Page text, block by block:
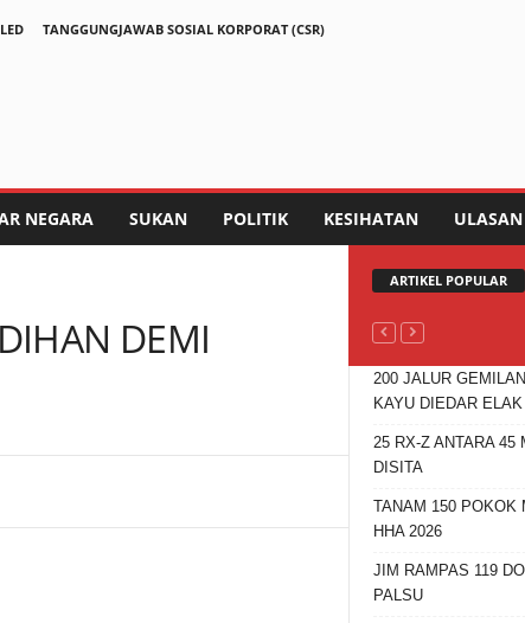
TANGGUNGJAWAB SOSIAL KORPORAT (CSR)
NEGARA SUKAN POLITIK KESIHATAN ULASAN
DEMI
ARTIKEL POPULAR
200 JALUR
KAYU DIEDAR
25 RX-Z ANTARA 45
DISITA
TANAM 150 POKOK
HHA 2026
JIM RAMPAS 119
PALSU